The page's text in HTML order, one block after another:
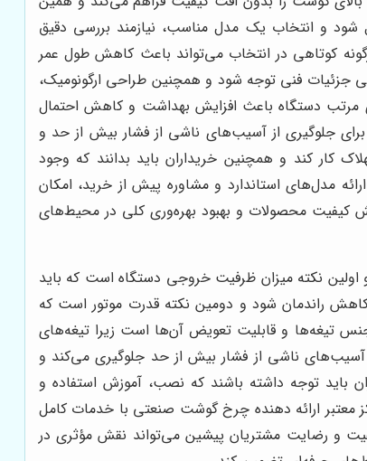
شود و انتخاب یک مدل مناسب، نیازمند بررسی دقیق
کوتاهی در انتخاب می‌تواند باعث کاهش طول عمر
فنی توجه شود و همچنین طراحی ارگونومیک،
مرتب دستگاه باعث افزایش بهداشت و کاهش احتمال
جلوگیری از آسیب‌های ناشی از فشار بیش از حد و
کار کند و همچنین خریداران باید بدانند که وجود
مدل‌های استاندارد و مشاوره پیش از خرید، امکان
کیفیت محصولات و بهبود بهره‌وری کلی در محیط‌های
اولین نکته میزان ظرفیت خروجی دستگاه است که باید
راندمان شود و دومین نکته قدرت موتور است که
تیغه‌ها و قابلیت تعویض آن‌ها است زیرا تیغه‌های
ناشی از فشار بیش از حد جلوگیری می‌کند و
توجه داشته باشند که نصب، آموزش استفاده و
معتبر ارائه دهنده چرخ گوشت صنعتی با خدمات کامل
و رضایت مشتریان پیشین می‌تواند نقش مؤثری در